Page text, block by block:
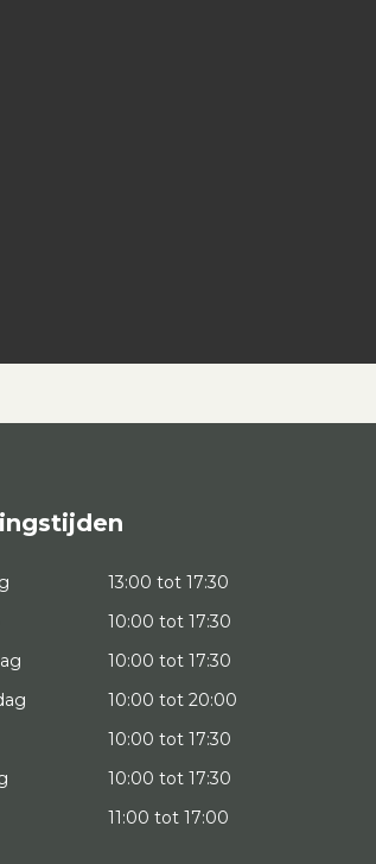
13:00 tot 17:30
10:00 tot 17:30
10:00 tot 17:30
10:00 tot 20:00
10:00 tot 17:30
10:00 tot 17:30
11:00 tot 17:00